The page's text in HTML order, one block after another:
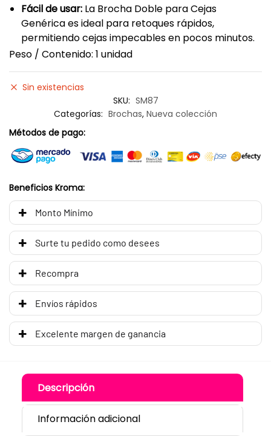
Fácil de usar: La Brocha Doble para Cejas
Genérica es ideal para retoques rápidos,
permitiendo cejas impecables en pocos minutos.
Peso / Contenido: 1 unidad
Sin existencias
SKU: SM87
Categorías: Brochas, Nueva colección
Métodos de pago:
Beneficios Kroma:
Monto Mínimo
Surte tu pedido como desees
Recompra
Envíos rápidos
Excelente margen de ganancia
Descripción
Información adicional